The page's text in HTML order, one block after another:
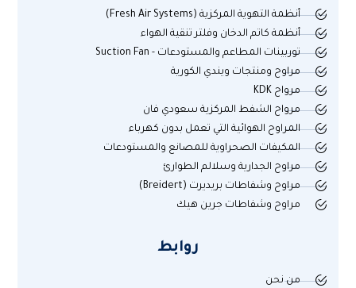
أنظمة التهوية المركزية (Fresh Air Systems)
أنظمة كاتم الدخان وفلتر تنقية الهواء
توربينات المطاعم والمستودعات - Suction Fan
مراوح ومنتجات ويندي الكورية
مرواح KDK
مرواح الشفط المركزية سعودي فان
المراوح الهوائية التي تعمل بدون كهرباء
المكيفات الصحراوية للمصانع والمستودعات
مراوح الجدارية وسلالم الطوارئ
مراوح وشفاطات بريديرت (Breidert)
مراوح وشفاطات جرين هيك
روابط
من نحن